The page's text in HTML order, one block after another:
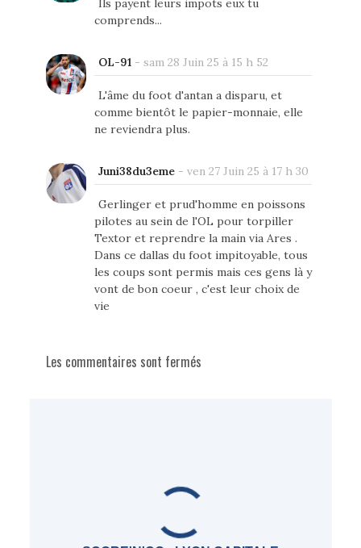
comprends...
OL-91 - sam 28 Juin 25 à 15 h 52
L'âme du foot d'antan a disparu, et
comme bientôt le papier-monnaie, elle
ne reviendra plus.
Juni38du3eme- ven 27 Juin 25 à 17 h 30
Gerlinger et prud'homme en poissons
pilotes au sein de l'OL pour torpiller
Textor et reprendre la main via Ares .
Dans ce dallas du foot impitoyable, tous
les coups sont permis mais ces gens là y
vont de bon coeur , c'est leur choix de
vie
Les commentaires sont fermés